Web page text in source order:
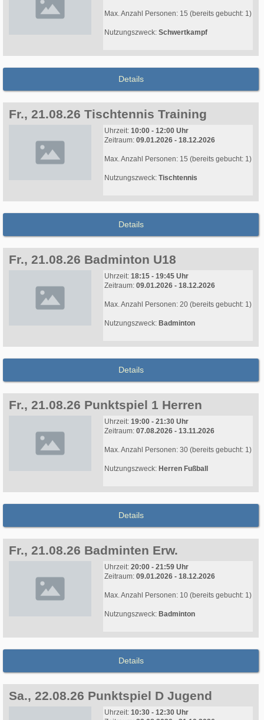
Max. Anzahl Personen: 15 (bereits gebucht: 1)
Nutzungszweck: Schwertkampf
Details
Fr., 21.08.26 Tischtennis Training
Uhrzeit: 10:00 - 12:00 Uhr
Zeitraum: 09.01.2026 - 18.12.2026
Max. Anzahl Personen: 15 (bereits gebucht: 1)
Nutzungszweck: Tischtennis
Details
Fr., 21.08.26 Badminton U18
Uhrzeit: 18:15 - 19:45 Uhr
Zeitraum: 09.01.2026 - 18.12.2026
Max. Anzahl Personen: 20 (bereits gebucht: 1)
Nutzungszweck: Badminton
Details
Fr., 21.08.26 Punktspiel 1 Herren
Uhrzeit: 19:00 - 21:30 Uhr
Zeitraum: 07.08.2026 - 13.11.2026
Max. Anzahl Personen: 30 (bereits gebucht: 1)
Nutzungszweck: Herren Fußball
Details
Fr., 21.08.26 Badminten Erw.
Uhrzeit: 20:00 - 21:59 Uhr
Zeitraum: 09.01.2026 - 18.12.2026
Max. Anzahl Personen: 10 (bereits gebucht: 1)
Nutzungszweck: Badminton
Details
Sa., 22.08.26 Punktspiel D Jugend
Uhrzeit: 10:30 - 12:30 Uhr